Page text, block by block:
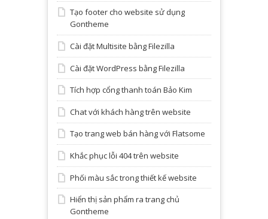
Tạo footer cho website sử dụng
Gontheme
Cài đặt Multisite bằng Filezilla
Cài đặt WordPress bằng Filezilla
Tích hợp cổng thanh toán Bảo Kim
Chat với khách hàng trên website
Tạo trang web bán hàng với Flatsome
Khắc phục lỗi 404 trên website
Phối màu sắc trong thiết kế website
Hiển thị sản phẩm ra trang chủ
Gontheme